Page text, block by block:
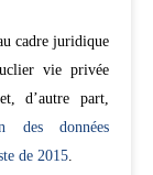
cadre juridique
vie privée
d’autre part,
des données
de 2015